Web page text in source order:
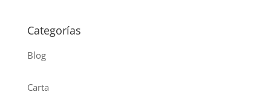
Categorías
Blog
Carta